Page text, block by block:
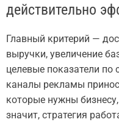
действительно
Главный критерий —
выручки, увеличение
целевые показатели по
каналы рекламы
которые нужны
значит, стратегия